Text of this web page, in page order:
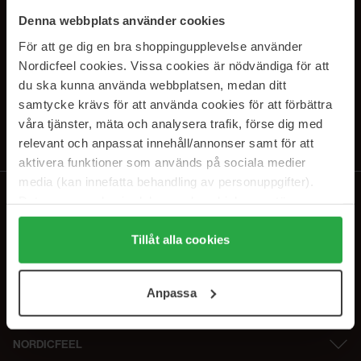
Denna webbplats använder cookies
För att ge dig en bra shoppingupplevelse använder
Nordicfeel cookies. Vissa cookies är nödvändiga för att
du ska kunna använda webbplatsen, medan ditt
samtycke krävs för att använda cookies för att förbättra
våra tjänster, mäta och analysera trafik, förse dig med
relevant och anpassat innehåll/annonser samt för att
aktivera funktioner som används på sociala medier
media (kan innefatta behandling av personuppgifter).
Genom att trycka på "Tillåt alla cookies" accepterar du
alla cookies, medan du under "Detaljer" kan anpassa
användningen av cookies. Du kan när som helst återkalla
samt vår Integritetspolicy.
Tillåt alla cookies
Anpassa
SUBSCRIBE TO OUR
NEWSLETTER
E-postadresse
Ved å abonnere godtar du vårpersonvernerklæring. Du kan melde deg
NORDICFEEL